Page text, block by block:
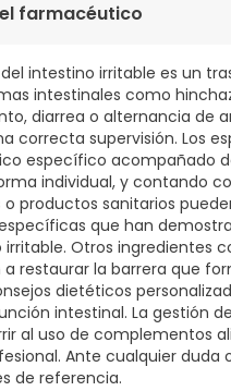
g farmacéutico
intestino irritable es un
intestinales como
diarrea o alternancia de
correcta supervisión. Los
específico acompañado
individual, y contando
productos sanitarios
que han
irritable. Otros ingredientes
restaurar la barrera que
dietéticos
intestinal. La gestión
al uso de complementos
Ante cualquier
de referencia.